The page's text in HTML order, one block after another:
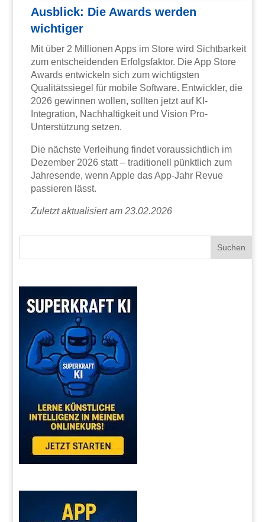
Ausblick: Die Awards werden
wichtiger
Mit über 2 Millionen Apps im Store wird Sichtbarkeit
zum entscheidenden Erfolgsfaktor. Die App Store
Awards entwickeln sich zum wichtigsten
Qualitätssiegel für mobile Software. Entwickler, die
2026 gewinnen wollen, sollten jetzt auf KI-
Integration, Nachhaltigkeit und Vision Pro-
Unterstützung setzen.
Die nächste Verleihung findet voraussichtlich im
Dezember 2026 statt – traditionell pünktlich zum
Jahresende, wenn Apple das App-Jahr Revue
passieren lässt.
Zuletzt aktualisiert am 23.02.2026